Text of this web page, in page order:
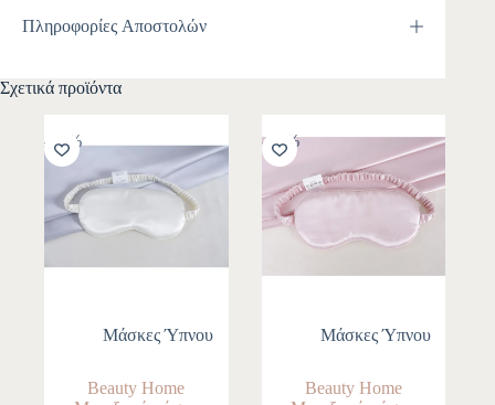
Πληροφορίες Αποστολών
Σχετικά προϊόντα
-10%
Μάσκες Ύπνου
Beauty Home
-10%
Μάσκες Ύπνου
Beauty Home